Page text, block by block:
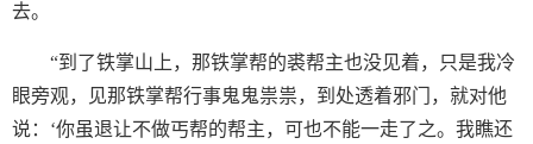
去。
“到了铁掌山上，那铁掌帮的裘帮主也没见着，只是我冷
眼旁观，见那铁掌帮行事鬼鬼祟祟，到处透着邪门，就对他
说：‘你虽退让不做丐帮的帮主，可也不能一走了之。我瞧还